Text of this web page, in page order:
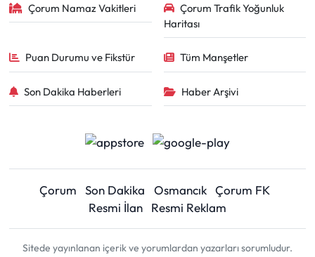
Çorum Namaz Vakitleri
Çorum Trafik Yoğunluk
Haritası
Puan Durumu ve Fikstür Tüm Manşetler
Son Dakika Haberleri Haber Arşivi
Çorum Son Dakika Osmancık Çorum FK
Resmi İlan
Resmi Reklam
Sitede yayınlanan içerik ve yorumlardan yazarları sorumludur.